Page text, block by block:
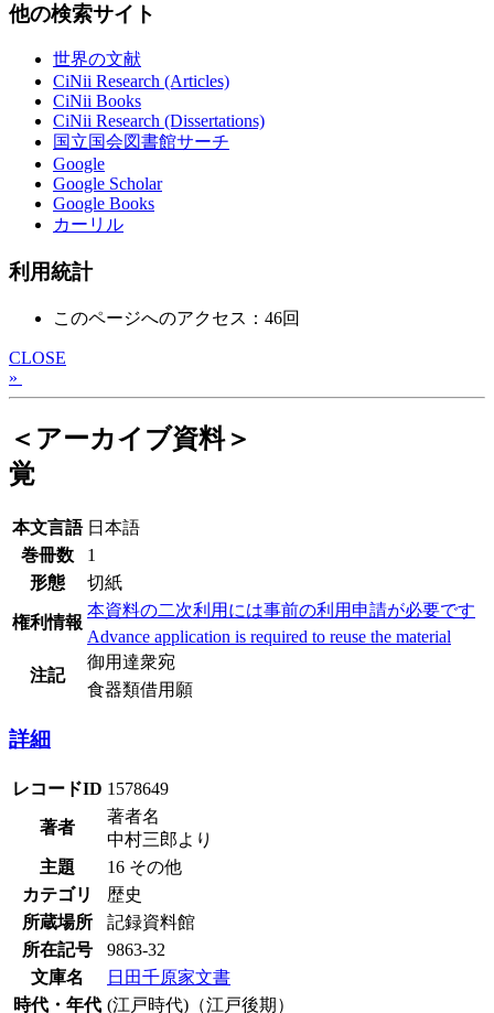
他の検索サイト
世界の文献
CiNii Research (Articles)
CiNii Books
CiNii Research (Dissertations)
国立国会図書館サーチ
Google
Google Scholar
Google Books
カーリル
利用統計
このページへのアクセス：46回
CLOSE
»
＜アーカイブ資料＞
覚
本文言語 日本語
巻冊数
1
形態
切紙
権利情報
本資料の二次利用には事前の利用申請が必要です
Advance application is required to reuse the material
注記
御用達衆宛
食器類借用願
詳細
レコードID 1578649
著者
著者名
中村三郎より
主題
16 その他
カテゴリ
歴史
所蔵場所
記録資料館
所在記号
9863-32
文庫名
日田千原家文書
時代・年代 (江戸時代)（江戸後期）